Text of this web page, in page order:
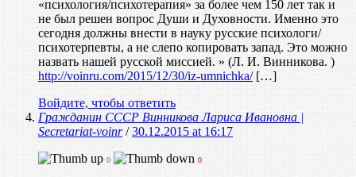
«психология/психотерапия» за более чем 150 лет так и
не был решен вопрос Души и Духовности. Именно это
сегодня должны внести в науку русские психологи/
психотерпевты, а не слепо копировать запад. Это можно
назвать нашей русской миссией. » (Л. И. Винникова. )
http://voinru.com/2015/12/30/iz-umnichka/[…]
Войдите, чтобы ответить
Гражданин СССР Винникова Лариса Ивановна |
Secretariat-voinr/30.12.2015 at 16:17
0 0